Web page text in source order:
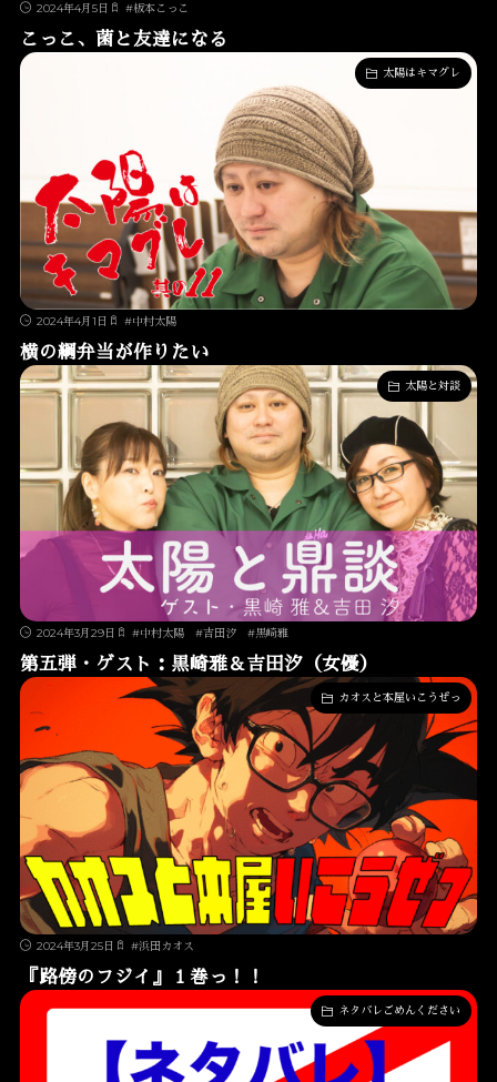
2024年4月5日 #板本こっこ
こっこ、菌と友達になる
太陽はキマグレ
2024年4月1日 #中村太陽
横の綱弁当が作りたい
太陽と対談
2024年3月29日 #中村太陽 #吉田汐 #黒崎雅
第五弾・ゲスト：黒崎雅＆吉田汐（女優）
カオスと本屋いこうぜっ
2024年3月25日 #浜田カオス
『路傍のフジイ』１巻っ！！
ネタバレごめんください